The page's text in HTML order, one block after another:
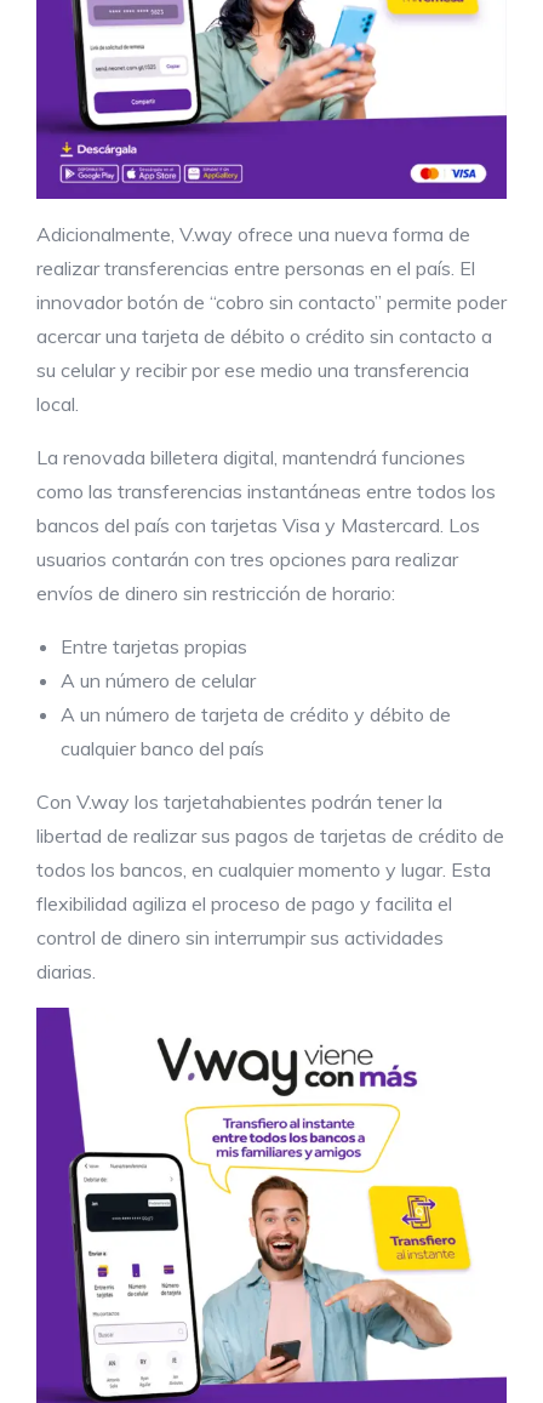
Adicionalmente, V.way ofrece una nueva forma de
realizar transferencias entre personas en el país. El
innovador botón de “cobro sin contacto” permite poder
acercar una tarjeta de débito o crédito sin contacto a
su celular y recibir por ese medio una transferencia
local.
La renovada billetera digital, mantendrá funciones
como las transferencias instantáneas entre todos los
bancos del país con tarjetas Visa y Mastercard. Los
usuarios contarán con tres opciones para realizar
envíos de dinero sin restricción de horario:
Entre tarjetas propias
A un número de celular
A un número de tarjeta de crédito y débito de
cualquier banco del país
Con V.way los tarjetahabientes podrán tener la
libertad de realizar sus pagos de tarjetas de crédito de
todos los bancos, en cualquier momento y lugar. Esta
flexibilidad agiliza el proceso de pago y facilita el
control de dinero sin interrumpir sus actividades
diarias.